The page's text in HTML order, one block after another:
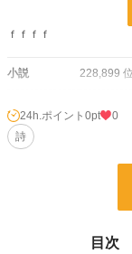
ｆｆｆｆ
小説 228,899
お気に入り
24h.ポイント 0pt
0
詩
目次